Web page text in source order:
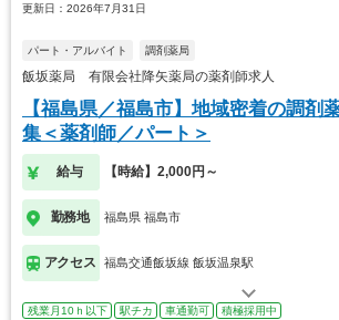
更新日：2026年7月31日
パート・アルバイト 調剤薬局
飯坂薬局 有限会社降矢薬局の薬剤師求人
【福島県／福島市】地域密着の調剤
集＜薬剤師／パート＞
給与 【時給】2,000円～
勤務地 福島県 福島市
アクセス 福島交通飯坂線 飯坂温泉駅
残業月10ｈ以下 駅チカ 車通勤可 積極採用中